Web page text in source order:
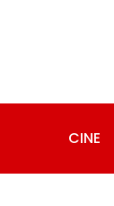
CINE